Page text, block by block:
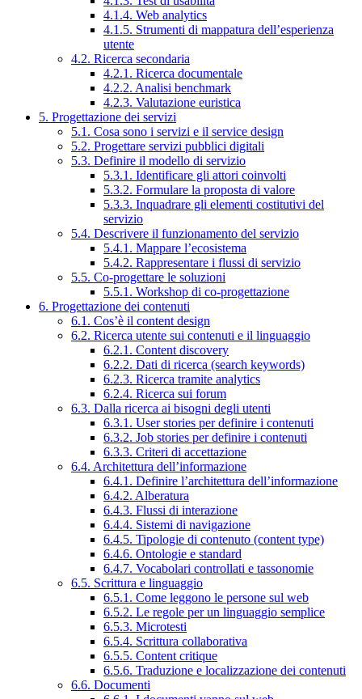
4.1.4. Web analytics
4.1.5. Strumenti di mappatura dell’esperienza
utente
4.2. Ricerca secondaria
4.2.1. Ricerca documentale
4.2.2. Analisi benchmark
4.2.3. Valutazione euristica
5. Progettazione dei servizi
5.1. Cosa sono i servizi e il service design
5.2. Progettare servizi pubblici digitali
5.3. Definire il modello di servizio
5.3.1. Identificare gli attori coinvolti
5.3.2. Formulare la proposta di valore
5.3.3. Inquadrare gli elementi costitutivi del
servizio
5.4. Descrivere il funzionamento del servizio
5.4.1. Mappare l’ecosistema
5.4.2. Rappresentare i flussi di servizio
5.5. Co-progettare le soluzioni
5.5.1. Workshop di co-progettazione
6. Progettazione dei contenuti
6.1. Cos’è il content design
6.2. Ricerca utente sui contenuti e il linguaggio
6.2.1. Content discovery
6.2.2. Dati di ricerca (search keywords)
6.2.3. Ricerca tramite analytics
6.2.4. Ricerca sui forum
6.3. Dalla ricerca ai bisogni degli utenti
6.3.1. User stories per definire i contenuti
6.3.2. Job stories per definire i contenuti
6.3.3. Criteri di accettazione
6.4. Architettura dell’informazione
6.4.1. Definire l’architettura dell’informazione
6.4.2. Alberatura
6.4.3. Flussi di interazione
6.4.4. Sistemi di navigazione
6.4.5. Tipologie di contenuto (content type)
6.4.6. Ontologie e standard
6.4.7. Vocabolari controllati e tassonomie
6.5. Scrittura e linguaggio
6.5.1. Come leggono le persone sul web
6.5.2. Le regole per un linguaggio semplice
6.5.3. Microtesti
6.5.4. Scrittura collaborativa
6.5.5. Content critique
6.5.6. Traduzione e localizzazione dei contenuti
6.6. Documenti